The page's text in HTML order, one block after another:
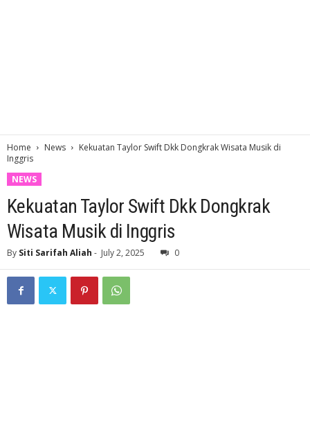
Home News
Kekuatan Taylor Swift Dkk Dongkrak Wisata Musik di
Inggris
NEWS
Kekuatan Taylor Swift Dkk Dongkrak
Wisata Musik di Inggris
By Siti Sarifah Aliah - July 2, 2025 0